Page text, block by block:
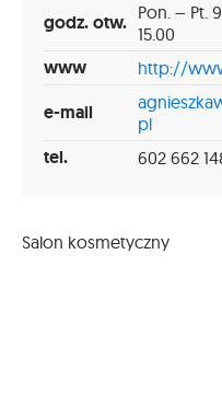
godz. otw. Pon. – Pt.
15.00
www http://
e-mail
pl
tel. 602 662
Salon kosmetyczny